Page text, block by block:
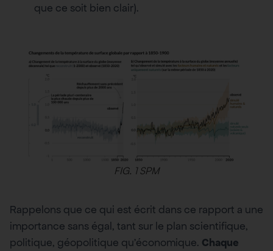
que ce soit bien clair).
FIG. 1 SPM
Rappelons que ce qui est écrit dans ce rapport a une
importance sans égal, tant sur le plan scientifique,
politique, géopolitique qu’économique. Chaque